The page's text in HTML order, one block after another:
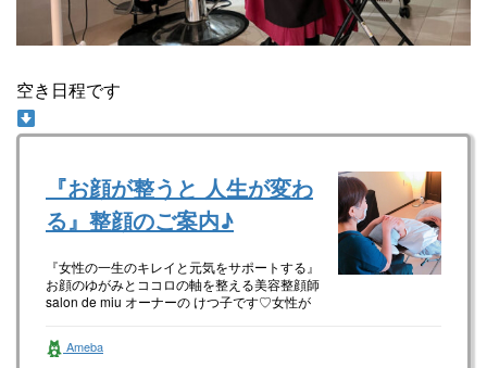
空き日程です
『お顔が整うと 人生が変わ
る』整顔のご案内♪
『女性の一生のキレイと元気をサポートする』
お顔のゆがみとココロの軸を整える美容整顔師
salon de miu オーナーの けつ子です♡女性が
Ameba